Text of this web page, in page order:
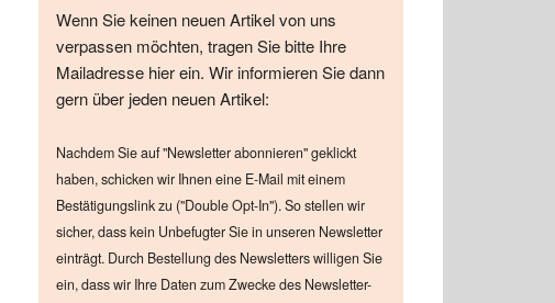
Wenn Sie keinen neuen Artikel von uns
verpassen möchten, tragen Sie bitte Ihre
Mailadresse hier ein. Wir informieren Sie dann
gern über jeden neuen Artikel:
Nachdem Sie auf "Newsletter abonnieren" geklickt
haben, schicken wir Ihnen eine E-Mail mit einem
Bestätigungslink zu ("Double Opt-In"). So stellen wir
sicher, dass kein Unbefugter Sie in unseren Newsletter
einträgt. Durch Bestellung des Newsletters willigen Sie
ein, dass wir Ihre Daten zum Zwecke des Newsletter-